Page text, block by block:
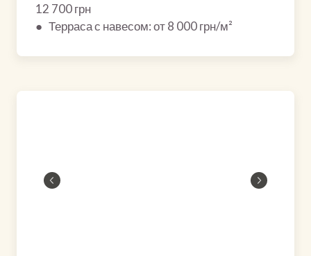
12 700 грн
● Терраса с навесом: от 8 000 грн/м²